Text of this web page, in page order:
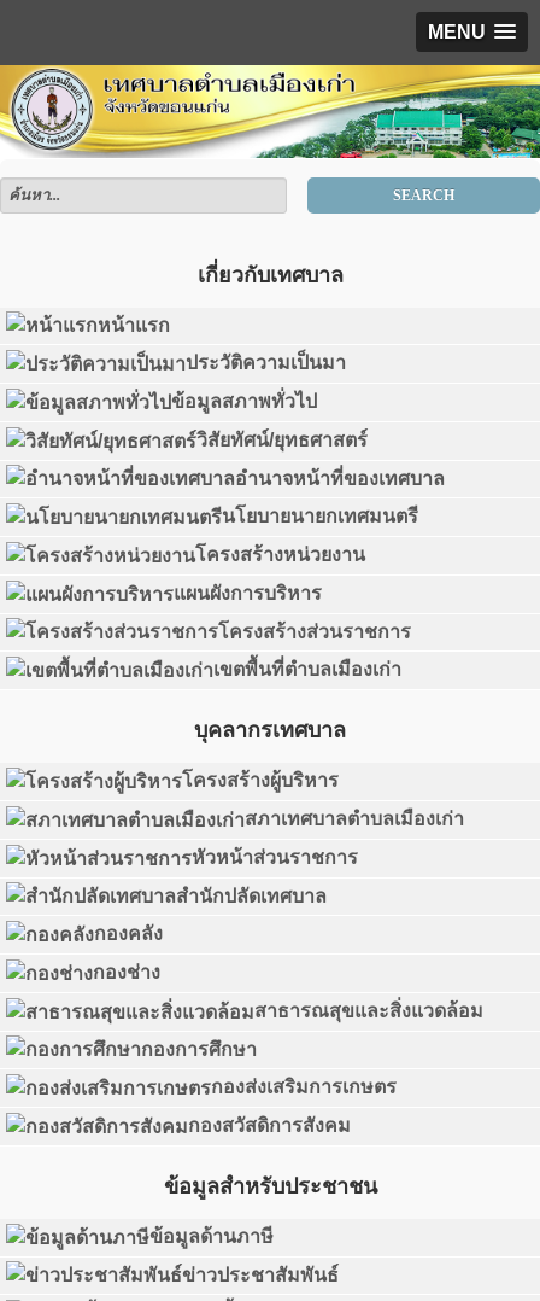
MENU
SEARCH
เกี่ยวกับเทศบาล
หน้าแรก
ประวัติความเป็นมา
ข้อมูลสภาพทั่วไป
วิสัยทัศน์/ยุทธศาสตร์
อำนาจหน้าที่ของเทศบาล
นโยบายนายกเทศมนตรี
โครงสร้างหน่วยงาน
แผนผังการบริหาร
โครงสร้างส่วนราชการ
เขตพื้นที่ตำบลเมืองเก่า
บุคลากรเทศบาล
โครงสร้างผู้บริหาร
สภาเทศบาลตำบลเมืองเก่า
หัวหน้าส่วนราชการ
สำนักปลัดเทศบาล
กองคลัง
กองช่าง
สาธารณสุขและสิ่งแวดล้อม
กองการศึกษา
กองส่งเสริมการเกษตร
กองสวัสดิการสังคม
ข้อมูลสำหรับประชาชน
ข้อมูลด้านภาษี
ข่าวประชาสัมพันธ์